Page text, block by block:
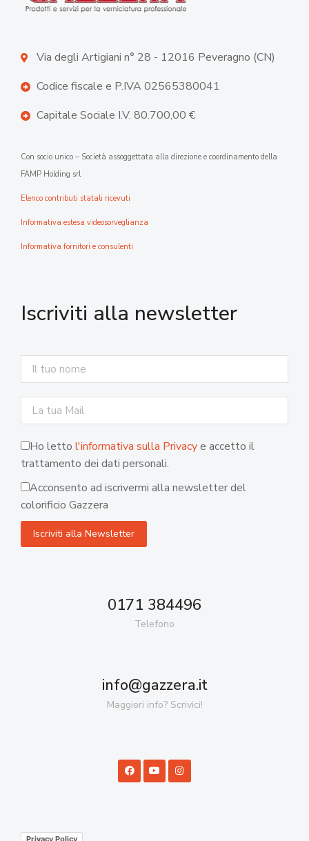
Via degli Artigiani n° 28 - 12016 Peveragno (CN)
Codice fiscale e P.IVA 02565380041
Capitale Sociale I.V. 80.700,00 €
Con socio unico – Società assoggettata alla direzione e coordinamento della
FAMP Holding srl
Elenco contributi statali ricevuti
Informativa estesa videosorveglianza
Informativa fornitori e consulenti
Iscriviti alla newsletter
Ho letto l'informativa sulla Privacye accetto il
trattamento dei dati personali.
Acconsento ad iscrivermi alla newsletter del
colorificio Gazzera
0171 384496
Telefono
info@gazzera.it
Maggiori info? Scrivici!